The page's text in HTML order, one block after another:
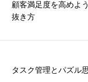
顧客満足度を高めよ
抜き方
タスク管理とパズル